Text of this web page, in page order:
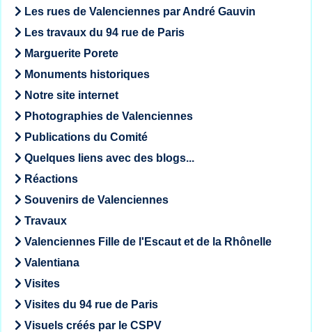
Les rues de Valenciennes par André Gauvin
Les travaux du 94 rue de Paris
Marguerite Porete
Monuments historiques
Notre site internet
Photographies de Valenciennes
Publications du Comité
Quelques liens avec des blogs...
Réactions
Souvenirs de Valenciennes
Travaux
Valenciennes Fille de l'Escaut et de la Rhônelle
Valentiana
Visites
Visites du 94 rue de Paris
Visuels créés par le CSPV